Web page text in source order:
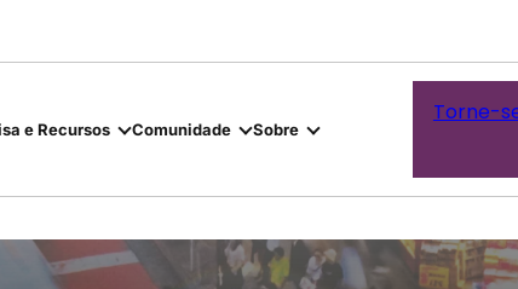
e Recursos Comunidade Sobre
Torne-